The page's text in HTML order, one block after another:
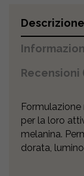
Descrizione
Recensioni
per la loro
melanina.
dorata,